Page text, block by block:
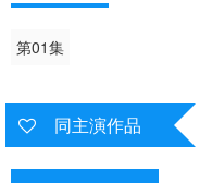
第01集
同主演作品